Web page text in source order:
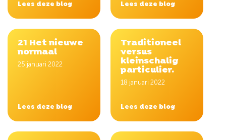
Lees deze blog Lees deze blog
21 Het nieuwe
normaal
25 januari 2022
Lees deze blog
Traditioneel
versus
kleinschalig
particulier.
18 januari 2022
Lees deze blog